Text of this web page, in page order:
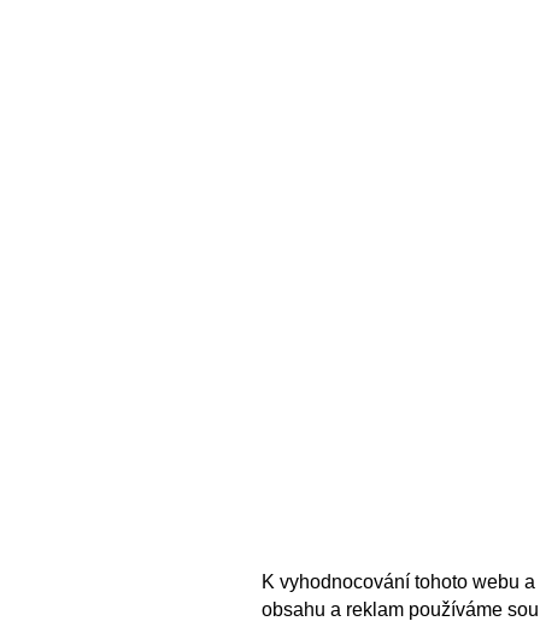
K vyhodnocování tohoto webu
obsahu a reklam používáme